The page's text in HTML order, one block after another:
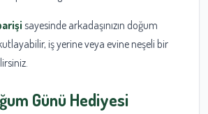
sayesinde arkadaşınızın doğum
iş yerine veya evine neşeli bir
Günü Hediyesi